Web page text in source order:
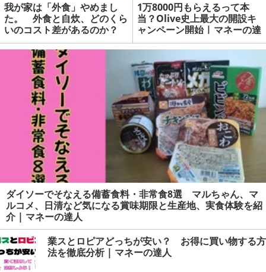
我が家は「外食」やめまし
た。 外食と自炊、どのくら
いのコスト差があるのか？
1万8000円もらえるって本
当？Olive史上最大の開設キ
ャンペーン開始 | マネーの達
人
ダイソーでそなえる備蓄食料・非常食8選 マルちゃん、マ
ルコメ、日清など気になる賞味期限と生産地、実食体験を紹
介 | マネーの達人
業スとロピアどっちが安い？ お得に買い物する方
法を徹底分析 | マネーの達人